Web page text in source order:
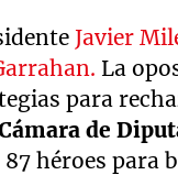
Javier
La
para
de
87 héroes para